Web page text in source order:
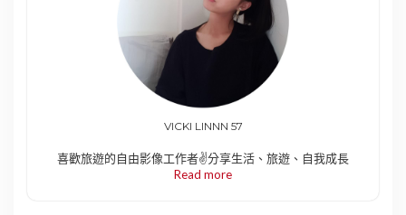
VICKI LINNN 57
喜歡旅遊的自由影像工作者✌️分享生活、旅遊、自我成長
Read more